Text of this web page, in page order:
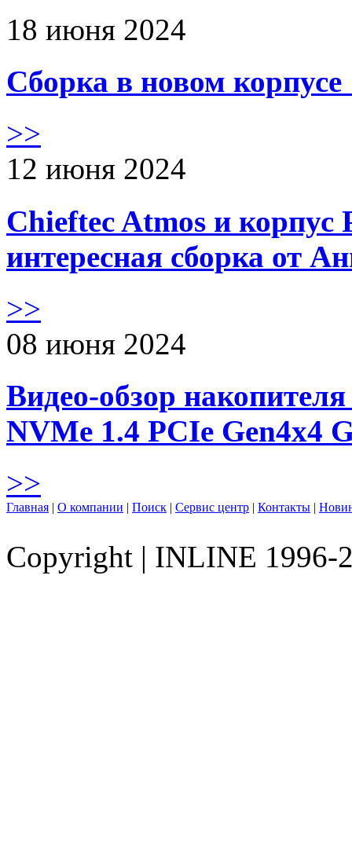
18 июня 2024
Сборка в новом
>>
12 июня 2024
Chieftec Atmos и корпус
интересная сборка от
>>
08 июня 2024
Видео-обзор
NVMe 1.4 PCIe Gen4х4
>>
Главная | О компании | Поиск | Сервис центр | Контакты |
Copyright | INLINE 1996-